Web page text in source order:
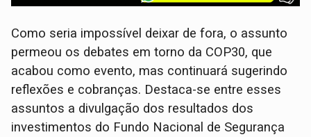
Como seria impossível deixar de fora, o assunto
permeou os debates em torno da COP30, que
acabou como evento, mas continuará sugerindo
reflexões e cobranças. Destaca-se entre esses
assuntos a divulgação dos resultados dos
investimentos do Fundo Nacional de Segurança